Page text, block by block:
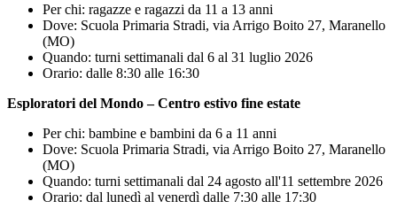
Per chi: ragazze e ragazzi da 11 a 13 anni
Dove: Scuola Primaria Stradi, via Arrigo Boito 27, Maranello
(MO)
Quando: turni settimanali dal 6 al 31 luglio 2026
Orario: dalle 8:30 alle 16:30
Esploratori del Mondo – Centro estivo fine estate
Per chi: bambine e bambini da 6 a 11 anni
Dove: Scuola Primaria Stradi, via Arrigo Boito 27, Maranello
(MO)
Quando: turni settimanali dal 24 agosto all'11 settembre 2026
Orario: dal lunedì al venerdì dalle 7:30 alle 17:30